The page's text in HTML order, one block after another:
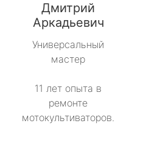
Дмитрий
Аркадьевич
Универсальный
мастер
11 лет опыта в
ремонте
мотокультиваторов.